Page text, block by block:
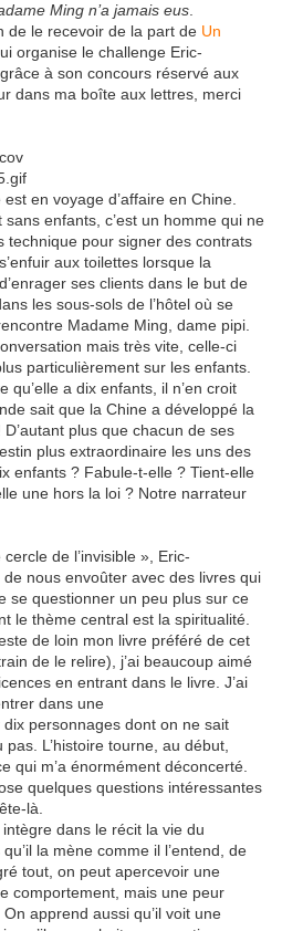
Ming n’a jamais eus
de le recevoir de la part de Un
organise le challenge Eric-
à son concours réservé aux
dans ma boîte aux lettres, merci
en voyage d’affaire en Chine.
enfants, c’est un homme qui ne
technique pour signer des contrats
aux toilettes lorsque la
ses clients dans le but de
les sous-sols de l’hôtel où se
Madame Ming, dame pipi.
mais très vite, celle-ci
particulièrement sur les enfants.
qu’elle a dix enfants, il n’en croit
sait que la Chine a développé la
plus que chacun de ses
plus extraordinaire les uns des
enfants ? Fabule-t-elle ? Tient-elle
une hors la loi ? Notre narrateur
de l’invisible », Eric-
nous envoûter avec des livres qui
se questionner un peu plus sur ce
le thème central est la spiritualité.
de loin mon livre préféré de cet
de le relire), j’ai beaucoup aimé
en entrant dans le livre. J’ai
dans une
personnages dont on ne sait
L’histoire tourne, au début,
qui m’a énormément déconcerté.
quelques questions intéressantes
là.
dans le récit la vie du
la mène comme il l’entend, de
tout, on peut apercevoir une
comportement, mais une peur
apprend aussi qu’il voit une